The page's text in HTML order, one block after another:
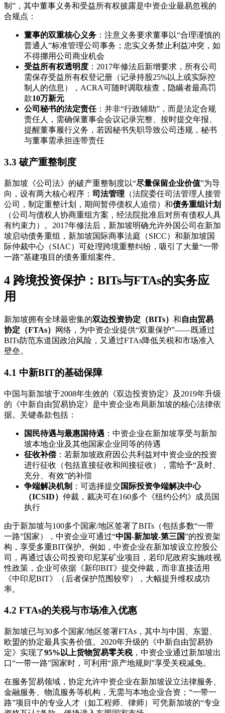
制”，其中董事义务和受益所有权披露是中资企业最易忽视的
合规点：
董事的双重核心义务 ：注意义务要求董事以“合理谨慎的
普通人”标准管理公司事务；忠实义务禁止利益冲突，如
不得挪用公司商业机会
受益所有权透明度 ：2017年修法后新增要求，所有公司
需保存受益所有权登记册（记录持股25%以上或实际控
制人的信息），ACRA可随时调取核查，隐瞒者最高罚
款10万新元
公司秘书的法定责任：并非“行政辅助”，而是法定合规
责任人，需确保董事会会议记录完整、按时提交年报、
提醒董事履行义务，若因秘书失职导致公司违规，秘书
与董事需承担连带责任
3.3 破产重整制度
新加坡《公司法》的破产重整制度以“尽量保留企业价值”为导
向，设有两大核心程序： 司法管理 （法院委任司法管理人接管
公司，制定重整计划，期间暂停债权人追偿）和债务重组计划
（公司与债权人协商重组方案，经法院批准后对所有债权人具
有约束力）。2017年修法后，新加坡明确允许外国公司在新加
坡启动债务重组，新加坡国际商事法庭（SICC）和新加坡国
际仲裁中心（SIAC）可处理跨境重整纠纷，吸引了大量“一带
一路”基建项目的债务重组案件。
4 跨境投资保护：BITs与FTAs的实务应
用
新加坡拥有全球最密集的双边投资协定（BITs） 和自由贸易
协定（FTAs）
网络，为中资企业提供“双重保护”——既通过
BITs防范东道国政治风险，又通过FTAs降低关税和市场准入
壁垒。
4.1 中新BIT的基础保障
中国与新加坡于2008年生效的《双边投资协定》及2019年升级
的《中新自由贸易协定》是中资企业布局新加坡的核心法律依
据。关键条款包括：
国民待遇与最惠国待遇 ：中资企业在新加坡享受与新加
坡本地企业及其他国家企业同等的待遇
征收补偿 ：若新加坡政府因公共利益对中资企业的投资
进行征收（包括直接征收和间接征收），需给予“及时、
充分、有效”的补偿
争端解决机制 ：可选择提交 国际投资争端解决中心
（ICSID） 仲裁，裁决可在160多个《纽约公约》成员国
执行
由于新加坡与100多个国家/地区签署了BITs（包括多数“一带
一路”国家），中资企业可通过“中国-新加坡-第三国”的投资架
构，享受多重BIT保护。例如，中资企业在新加坡设立控股公
司，再通过该公司投资印尼某矿业项目，若印尼政府实施歧视
性政策，企业可依据《新印BIT》提交仲裁，而非直接适用
《中印尼BIT》（后者保护范围较窄），大幅提升维权成功
率。
4.2 FTAs的关税与市场准入优惠
新加坡已与30多个国家/地区签署FTAs，其中与中国、东盟、
欧盟的协定最具实务价值。2020年升级的《中新自由贸易协
定》实现了95%以上货物贸易零关税，中资企业通过新加坡出
口“一带一路”国家时，可利用“原产地规则”享受关税减免。
在服务贸易领域，协定允许中资企业在新加坡设立法律服务、
金融服务、物流服务等机构，无需与本地企业合资；“一带一
路”项目中的专业人才（如工程师、律师）可凭新加坡的“专业